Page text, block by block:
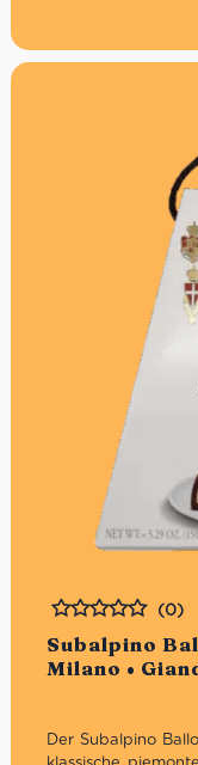
Subalpino
Milano •
Bewertet
(0)
Der Subalpino